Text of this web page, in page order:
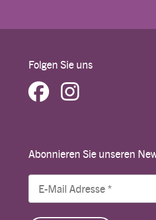
Folgen Sie uns
Abonnieren Sie unseren